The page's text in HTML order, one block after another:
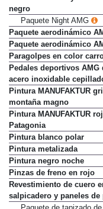
Línea de cintura y
negro
Paquete Night AMG
Paquete aerodinámico
Paquete aerodinámico
Paragolpes en color
Pedales deportivos AMG
acero inoxidable
Pintura MANUFAKTUR gris
montaña magno
Pintura MANUFAKTUR rojo
Patagonia
Pintura blanco polar
Pintura metalizada
Pintura negro noche
Pinzas de freno en rojo
Revestimiento de cuero
salpicadero y paneles de